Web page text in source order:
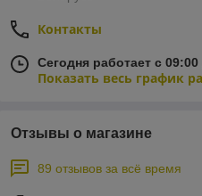
Контакты
Сегодня работает с
Показать весь график
Отзывы о магазине
89 отзывов за всё время